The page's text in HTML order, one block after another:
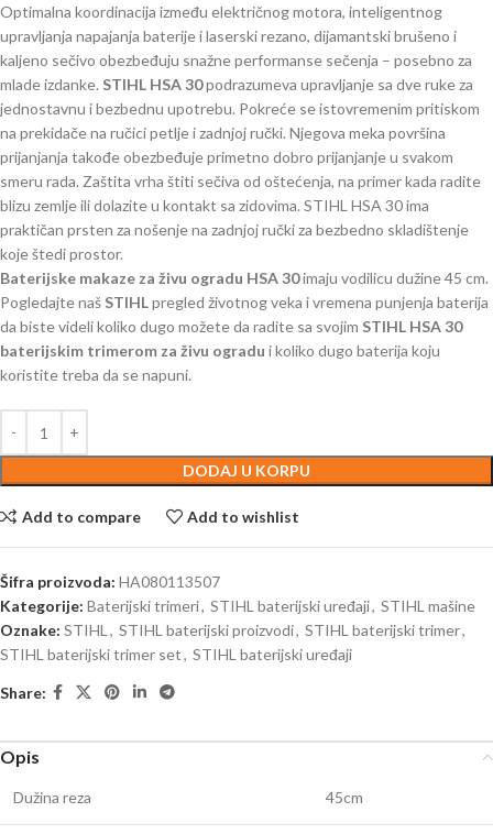
Optimalna koordinacija između električnog motora, inteligentnog
upravljanja napajanja baterije i laserski rezano, dijamantski brušeno i
kaljeno sečivo obezbeđuju snažne performanse sečenja – posebno za
mlade izdanke. STIHL HSA 30podrazumeva upravljanje sa dve ruke za
jednostavnu i bezbednu upotrebu. Pokreće se istovremenim pritiskom
na prekidače na ručici petlje i zadnjoj ručki. Njegova meka površina
prijanjanja takođe obezbeđuje primetno dobro prijanjanje u svakom
smeru rada. Zaštita vrha štiti sečiva od oštećenja, na primer kada radite
blizu zemlje ili dolazite u kontakt sa zidovima. STIHL HSA 30 ima
praktičan prsten za nošenje na zadnjoj ručki za bezbedno skladištenje
koje štedi prostor.
Baterijske makaze za živu ogradu HSA 30imaju vodilicu dužine 45 cm.
Pogledajte naš STIHLpregled životnog veka i vremena punjenja baterija
da biste videli koliko dugo možete da radite sa svojim STIHL HSA 30
baterijskim trimerom za živu ogradu i koliko dugo baterija koju
koristite treba da se napuni.
DODAJ U KORPU
Add to compare Add to wishlist
Šifra proizvoda: HA080113507
Kategorije: Baterijski trimeri, STIHL baterijski uređaji, STIHL mašine
Oznake: STIHL , STIHL baterijski proizvodi, STIHL baterijski trimer,
STIHL baterijski trimer set, STIHL baterijski uređaji
Share:
Opis
Dužina reza 45cm